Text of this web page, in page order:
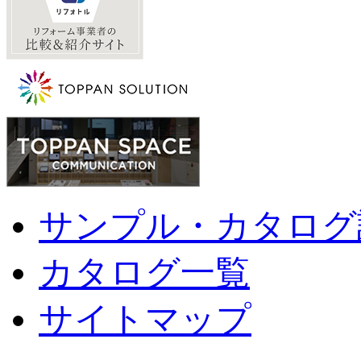
サンプル・カタロ
カタログ一覧
サイトマップ